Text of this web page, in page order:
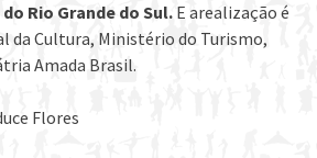
Rio Grande do Sul.E arealização é
da Cultura, Ministério do Turismo,
Amada Brasil.
Flores